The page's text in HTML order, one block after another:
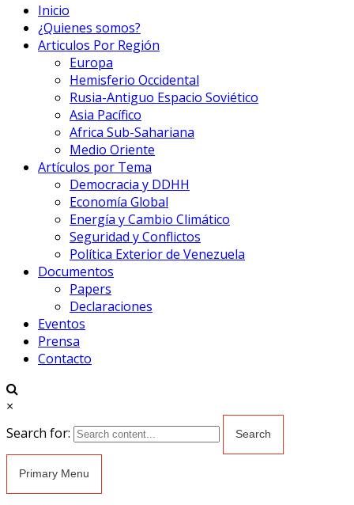
Inicio
¿Quienes somos?
Articulos Por Región
Europa
Hemisferio Occidental
Rusia-Antiguo Espacio Soviético
Asia Pacífico
Africa Sub-Sahariana
Medio Oriente
Artículos por Tema
Democracia y DDHH
Economía Global
Energía y Cambio Climático
Seguridad y Conflictos
Política Exterior de Venezuela
Documentos
Papers
Declaraciones
Eventos
Prensa
Contacto
×
Search for:
Primary Menu